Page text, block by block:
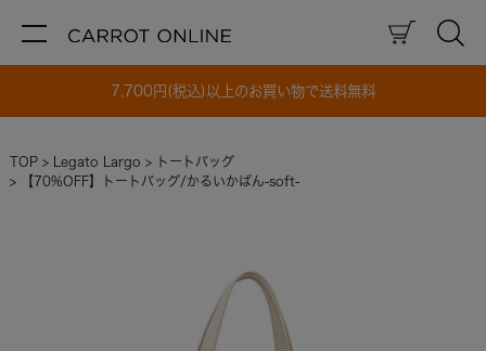
7,700円(税込)以上のお買い物で送料無料
TOP Legato Largo
トートバッグ
【70%OFF】トートバッグ/かるいかばん-soft-